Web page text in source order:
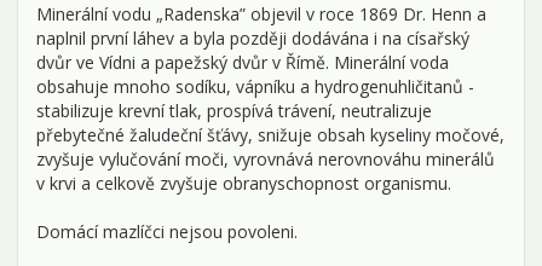
Minerální vodu „Radenska” objevil v roce 1869 Dr. Henn a
naplnil první láhev a byla později dodávána i na císařský
dvůr ve Vídni a papežský dvůr v Římě. Minerální voda
obsahuje mnoho sodíku, vápníku a hydrogenuhličitanů -
stabilizuje krevní tlak, prospívá trávení, neutralizuje
přebytečné žaludeční šťávy, snižuje obsah kyseliny močové,
zvyšuje vylučování moči, vyrovnává nerovnováhu minerálů
v krvi a celkově zvyšuje obranyschopnost organismu.
Domácí mazlíčci nejsou povoleni.